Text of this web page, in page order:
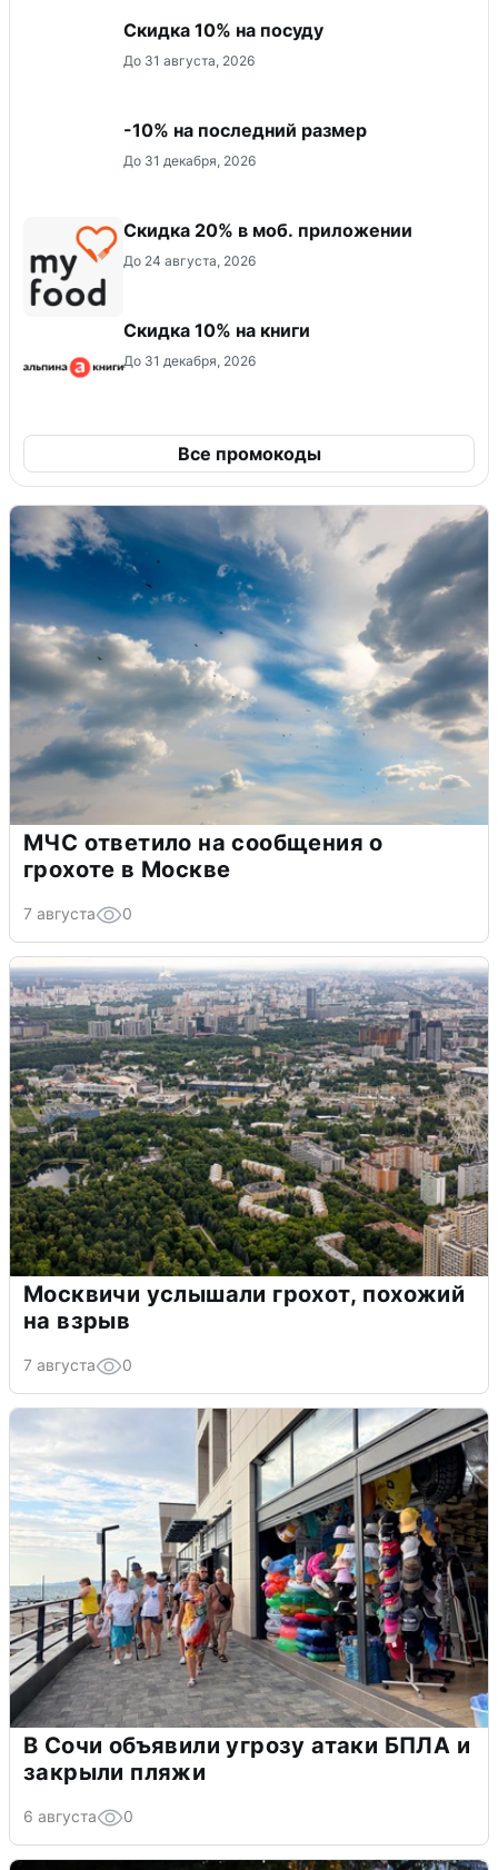
Скидка 10% на посуду
До 31 августа, 2026
-10% на последний размер
До 31 декабря, 2026
Скидка 20% в моб. приложении
До 24 августа, 2026
Скидка 10% на книги
До 31 декабря, 2026
Все промокоды
МЧС ответило на сообщения о
грохоте в Москве
7 августа 0
Москвичи услышали грохот, похожий
на взрыв
7 августа 0
В Сочи объявили угрозу атаки БПЛА и
закрыли пляжи
6 августа 0